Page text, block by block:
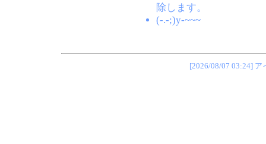
除します。
(-.-;)y-~~~
[2026/08/07 03:24]